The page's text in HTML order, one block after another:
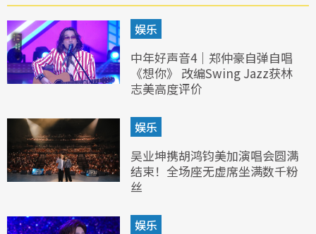
娱乐
中年好声音4｜郑仲豪自弹自唱
《想你》 改编Swing Jazz获林
志美高度评价
娱乐
吴业坤携胡鸿钧美加演唱会圆满
结束！全场座无虚席坐满数千粉
丝
娱乐